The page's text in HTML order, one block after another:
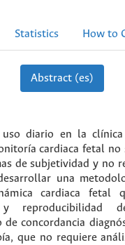
Statistics How to
Abstract (es)
diario en la
cardiaca fetal no
de subjetividad y no
una
cardiaca fetal
reproducibilidad
concordancia
que no requiere